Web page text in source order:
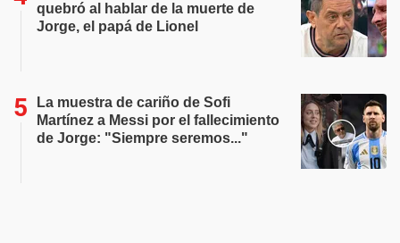
quebró al hablar de la muerte de
Jorge, el papá de Lionel
La muestra de cariño de Sofi
Martínez a Messi por el fallecimiento
de Jorge: "Siempre seremos..."